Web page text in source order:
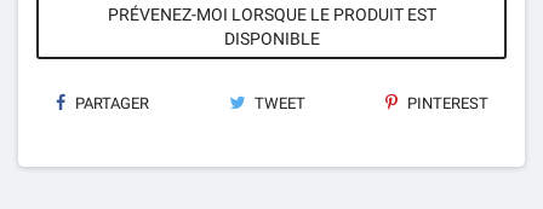
PRÉVENEZ-MOI LORSQUE LE PRODUIT EST
DISPONIBLE
PARTAGER TWEET PINTEREST